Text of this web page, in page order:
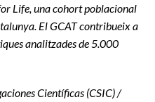
Life, una cohort poblacional
El GCAT contribueix a
analitzades de 5.000
Científicas (CSIC) /